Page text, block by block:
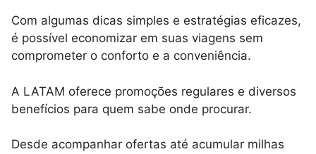
Com algumas dicas simples e estratégias eficazes,
é possível economizar em suas viagens sem
comprometer o conforto e a conveniência.
A LATAM oferece promoções regulares e diversos
benefícios para quem sabe onde procurar.
Desde acompanhar ofertas até acumular milhas